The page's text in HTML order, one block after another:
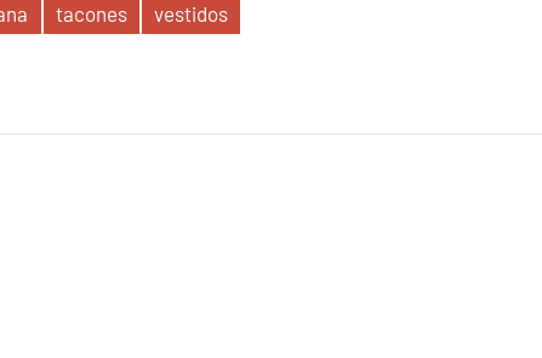
tacones vestidos